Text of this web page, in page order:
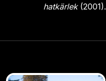
hatkärlek(2001).